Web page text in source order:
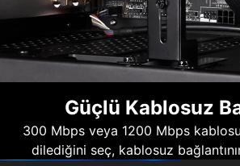
Güçlü Kablosuz
300 Mbps veya 1200 Mbps
dilediğini seç, kablosuz